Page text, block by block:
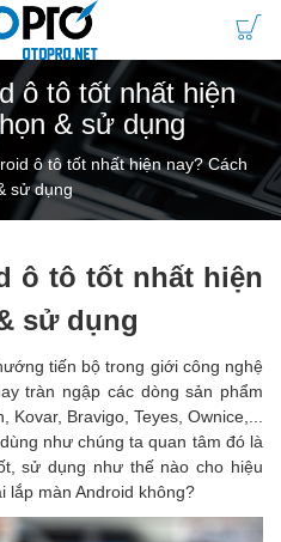
ô tô tốt nhất hiện
& sử dụng
ô tô tốt nhất hiện nay? Cách
sử dụng
ô tô tốt nhất hiện
sử dụng
tiến bộ trong giới công nghệ
tràn ngập các dòng sản phẩm
Bravigo, Teyes, Ownice,...
như chúng ta quan tâm đó là
sử dụng như thế nào cho hiệu
lắp màn Android không?